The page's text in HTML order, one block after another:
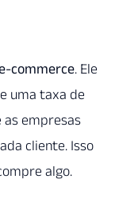
commerce. Ele
uma taxa de
as empresas
cliente. Isso
algo.